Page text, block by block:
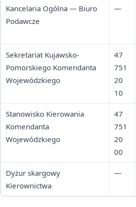
Kancelaria Ogólna — Biuro
Podawcze
—
Sekretariat Kujawsko-
Pomorskiego Komendanta
Wojewódzkiego
47
751
20
10
Stanowisko Kierowania
Komendanta
Wojewódzkiego
47
751
20
00
Dyżur skargowy
Kierownictwa
—